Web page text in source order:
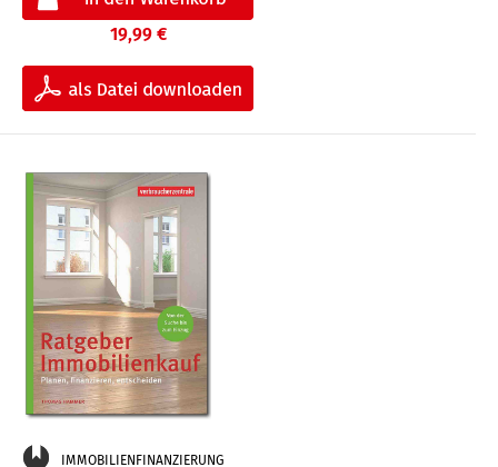
19,99 €
IMMOBILIENFINANZIERUNG